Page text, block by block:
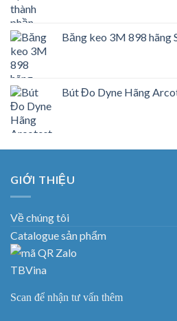
Băng keo 3M 898 hãng
Bút Đo Dyne Hãng
GIỚI THIỆU
Về chúng tôi
Catalogue sản phẩm
Scan để nhận tư vấn thêm